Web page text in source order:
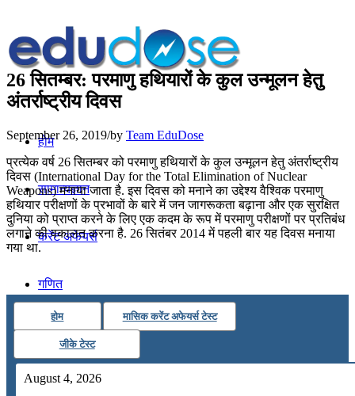
होम
सामान्यज्ञान
करेंट अफेयर्स
गणित
तर्कशक्ति
कंप्यूटर
26 सितम्बर: परमाणु हथियारों के कुल उन्मूलन हेतु
अंतर्राष्ट्रीय दिवस
September 26, 2019/by Team EduDose
प्रत्येक वर्ष 26 सितम्बर को परमाणु हथियारों के कुल उन्मूलन हेतु अंतर्राष्ट्रीय
दिवस (International Day for the Total Elimination of Nuclear
Weapons) मनाया जाता है. इस दिवस को मनाने का उद्देश्य वैश्विक परमाणु
हथियार परीक्षणों के प्रभावों के बारे में जन जागरूकता बढ़ाना और एक सुरक्षित
दुनिया को प्राप्त करने के लिए एक कदम के रूप में परमाणु परीक्षणों पर प्रतिबंध
लगाने की वकालत करना है. 26 सितंबर 2014 में पहली बार यह दिवस मनाया
गया था.
होम मासिक करेंट अफेयर्स टेस्ट
जीके टेस्ट
August 4, 2026